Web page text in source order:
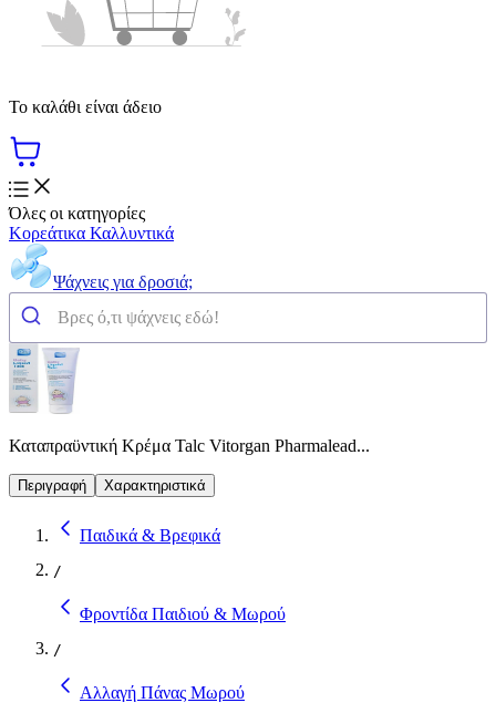
Το καλάθι είναι άδειο
Όλες οι κατηγορίες
Κορεάτικα Καλλυντικά
Ψάχνεις για δροσιά;
Καταπραϋντική Κρέμα Talc Vitorgan Pharmalead...
Περιγραφή Χαρακτηριστικά
Παιδικά & Βρεφικά
/
Φροντίδα Παιδιού & Μωρού
/
Αλλαγή Πάνας Μωρού